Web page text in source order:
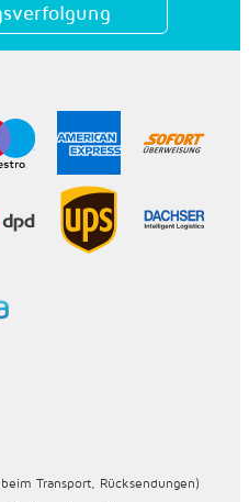
Transport, Rücksendungen)